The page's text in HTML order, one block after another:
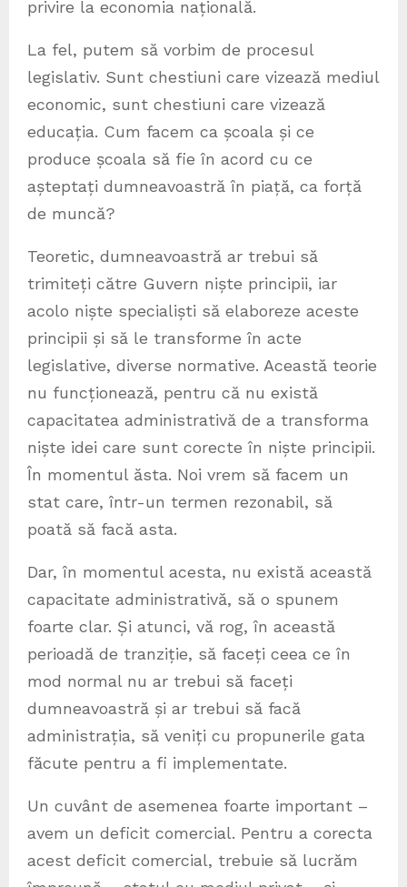
privire la economia națională.
La fel, putem să vorbim de procesul
legislativ. Sunt chestiuni care vizează mediul
economic, sunt chestiuni care vizează
educația. Cum facem ca școala și ce
produce școala să fie în acord cu ce
așteptați dumneavoastră în piață, ca forță
de muncă?
Teoretic, dumneavoastră ar trebui să
trimiteți către Guvern niște principii, iar
acolo niște specialiști să elaboreze aceste
principii și să le transforme în acte
legislative, diverse normative. Această teorie
nu funcționează, pentru că nu există
capacitatea administrativă de a transforma
niște idei care sunt corecte în niște principii.
În momentul ăsta. Noi vrem să facem un
stat care, într-un termen rezonabil, să
poată să facă asta.
Dar, în momentul acesta, nu există această
capacitate administrativă, să o spunem
foarte clar. Și atunci, vă rog, în această
perioadă de tranziție, să faceți ceea ce în
mod normal nu ar trebui să faceți
dumneavoastră și ar trebui să facă
administrația, să veniți cu propunerile gata
făcute pentru a fi implementate.
Un cuvânt de asemenea foarte important –
avem un deficit comercial. Pentru a corecta
acest deficit comercial, trebuie să lucrăm